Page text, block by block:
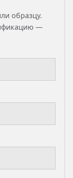
образцу.
—